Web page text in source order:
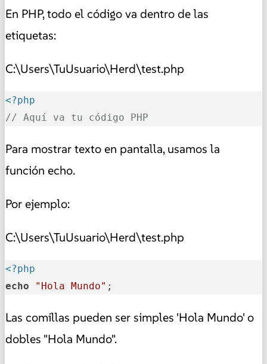
En PHP, todo el código va dentro de las
etiquetas:
C:\Users\TuUsuario\Herd\test.php
<?php
// Aquí va tu código PHP
Para mostrar texto en pantalla, usamos la
función echo.
Por ejemplo:
C:\Users\TuUsuario\Herd\test.php
<?php
echo
"Hola Mundo" ;
Las comillas pueden ser simples 'Hola Mundo' o
dobles "Hola Mundo".